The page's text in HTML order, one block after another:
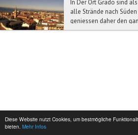
Diese Website nutzt Cookies, um bestmögliche
bieten. Mehr Infos
In Der Ort Grado sind
alle Strände nach
geniessen daher den